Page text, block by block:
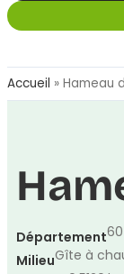
Accueil » Hameau
Département60
MilieuGîte à